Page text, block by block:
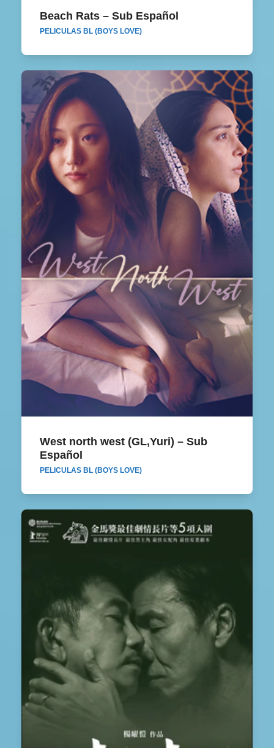
Beach Rats – Sub Español
Beach Rats – Sub Español
PELICULAS BL (BOYS LOVE)
West north west (GL,Yuri) – Sub Español
West north west (GL,Yuri) – Sub
Español
PELICULAS BL (BOYS LOVE)